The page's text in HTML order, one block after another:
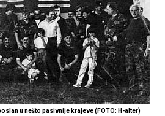
u nešto pasivnije krajeve (FOTO: H-alter)